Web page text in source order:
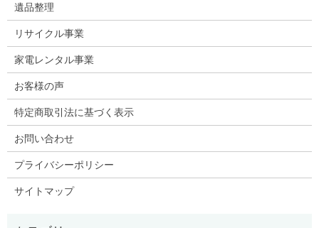
遺品整理
リサイクル事業
家電レンタル事業
お客様の声
特定商取引法に基づく表示
お問い合わせ
プライバシーポリシー
サイトマップ